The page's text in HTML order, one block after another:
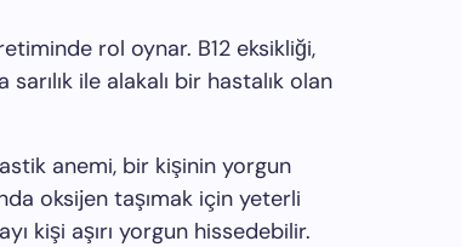
rol oynar. B12 eksikliği,
ile alakalı bir hastalık olan
anemi, bir kişinin yorgun
oksijen taşımak için yeterli
kişi aşırı yorgun hissedebilir.